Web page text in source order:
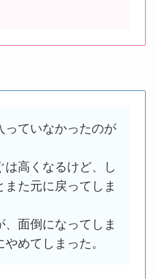
っていなかったのが
は高くなるけど、し
また元に戻ってしま
、面倒になってしま
めてしまった。